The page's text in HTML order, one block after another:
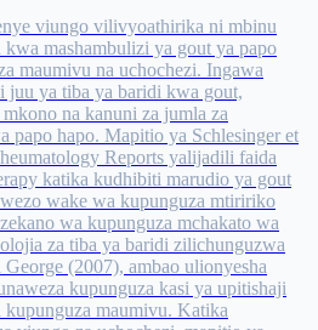
viungo vilivyoathirika ni mbinu
mashambulizi ya gout ya papo
maumivu na uchochezi. Ingawa
juu ya tiba ya baridi kwa gout,
na kanuni za jumla za
papo hapo. Mapitio ya Schlesinger et
Reports yalijadili faida
katika kudhibiti marudio ya gout
wake wa kupunguza mtiririko
wa kupunguza mchakato wa
za tiba ya baridi zilichunguzwa
(2007), ambao ulionyesha
kupunguza kasi ya upitishaji
maumivu. Katika